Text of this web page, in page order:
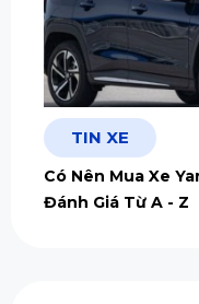
TIN XE
Có Nên Mua Xe
Đánh Giá Từ A - Z